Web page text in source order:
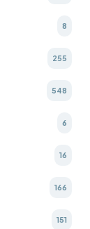
8
255
548
6
16
166
151